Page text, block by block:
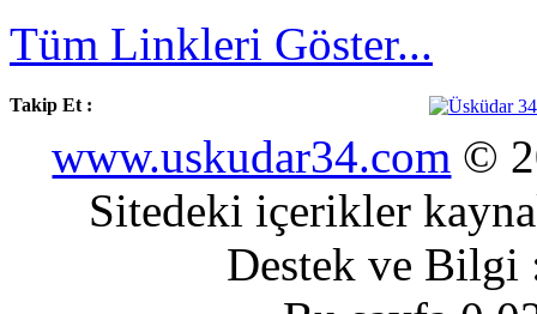
Tüm Linkleri Göster...
Takip Et :
www.uskudar34.com ©
Sitedeki içerikler
Destek ve